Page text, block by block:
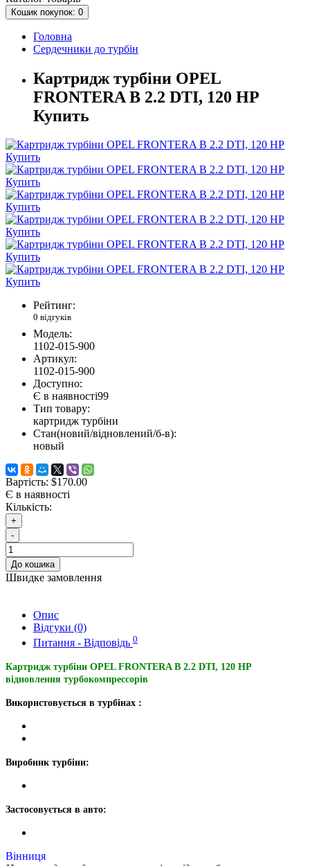
Кошик покупок: 0
Головна
Сердечники до турбін
Картридж турбіни OPEL
FRONTERA B 2.2 DTI, 120 HP
Купить
Рейтинг:
0 відгуків
Модель:
1102-015-900
Артикул:
1102-015-900
Доступно:
Є в наявності99
Тип товару:
картридж турбіни
Стан(новий/відновлений/б-в):
новый
Вартість: $170.00
Є в наявності
Кількість:
+
-
До кошика
Швидке замовлення
Опис
Відгуки (0)
Питання - Відповідь 0
Картридж турбіни OPEL FRONTERA B 2.2 DTI, 120 HP
відновлення турбокомпрессорів
Використовується в турбінах :
Виробник турбіни:
Застосовується в авто:
Вінниця